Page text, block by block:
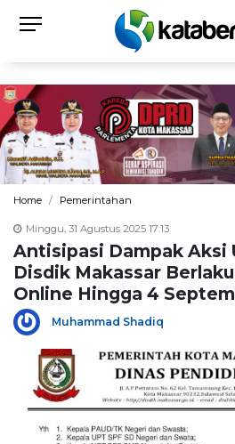
Home Pemerintahan
Minggu, 31 Agustus 2025 17:13
Antisipasi Dampak Aksi
Disdik Makassar
Online Hingga 4
Muhammad Shadiq